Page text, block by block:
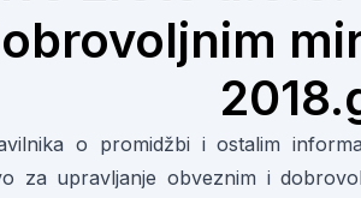
o promidžbi i ostalim
za upravljanje obveznim i